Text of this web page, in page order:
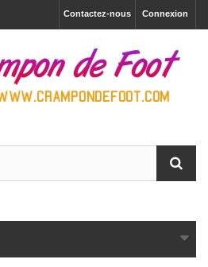
Connexion
Contactez-nous